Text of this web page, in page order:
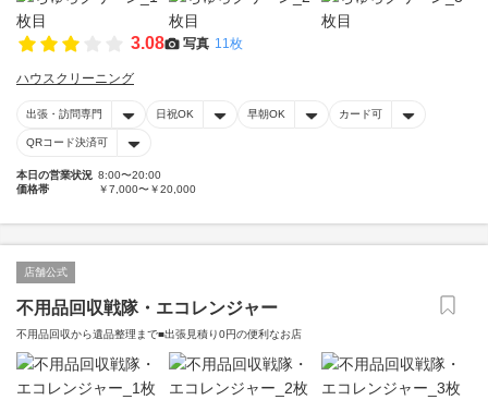
3.08 写真 11枚
ハウスクリーニング
出張・訪問専門 日祝OK 早朝OK カード可
QRコード決済可
本日の営業状況 8:00〜20:00
価格帯
￥7,000〜￥20,000
店舗公式
不用品回収戦隊・エコレンジャー
不用品回収から遺品整理まで■出張見積り0円の便利なお店